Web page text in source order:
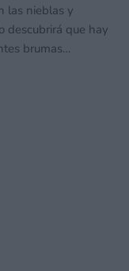
las nieblas y
descubrirá que hay
brumas…